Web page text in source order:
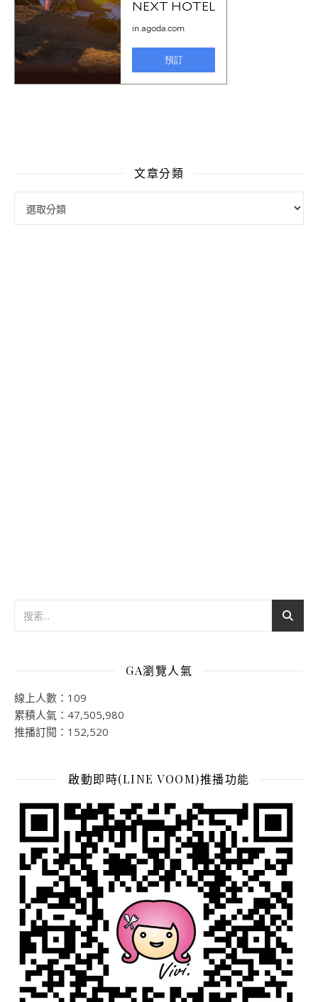
文章分類
GA瀏覽人氣
線上人數：109
累積人氣：47,505,980
推播訂閱：152,520
啟動即時(LINE VOOM)推播功能